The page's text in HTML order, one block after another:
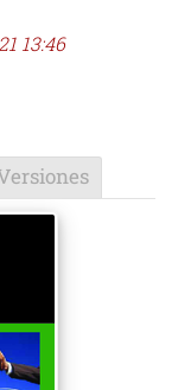
13:46